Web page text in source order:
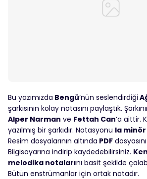
Bu yazımızda Bengü‘nün seslendirdiği
şarkısının kolay notasını paylaştık.
Alper Narman ve Fettah Can‘a aittir.
yazılmış bir şarkıdır. Notasyonu la minör
Resim dosyalarının altında PDF
Bilgisayarına indirip kaydedebilirsiniz.
melodika notalarını basit şekilde
Bütün enstrümanlar için ortak notadır.